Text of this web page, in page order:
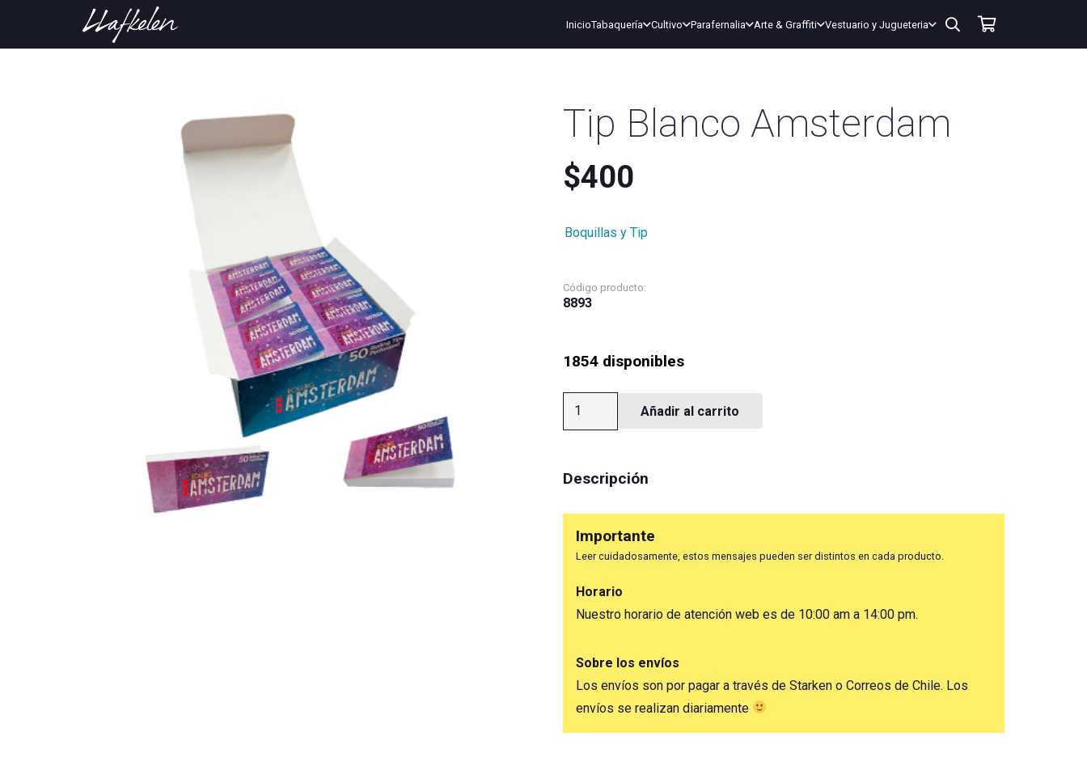
InicioTabaquería Cultivo Parafernalia Arte & Graffiti Vestuario y Jugueteria
Tip Blanco Amsterdam
$400
Boquillas y Tip
Código producto:
8893
1854 disponibles
Tip
cantidad
Añadir al carrito
Descripción
Importante
Leer cuidadosamente, estos mensajes pueden ser distintos en cada producto.
Horario
Nuestro horario de atención web es de 10:00 am a 14:00 pm.
Sobre los envíos
Los envíos son por pagar a través de Starken o Correos de Chile. Los
envíos se realizan diariamente